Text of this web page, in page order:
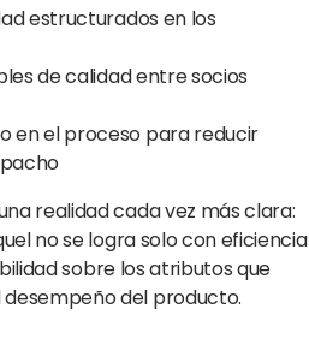
estructurados en los
de calidad entre socios
en el proceso para reducir
realidad cada vez más clara:
no se logra solo con eficiencia
sobre los atributos que
del producto.